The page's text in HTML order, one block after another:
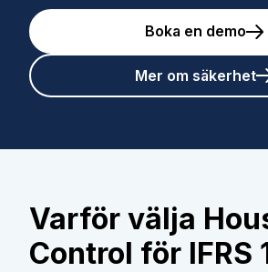
Boka en demo
Mer om säkerhet
Varför välja
Control för IFRS